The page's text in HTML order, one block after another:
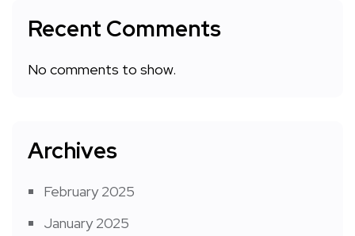
Recent Comments
No comments to show.
Archives
February 2025
January 2025